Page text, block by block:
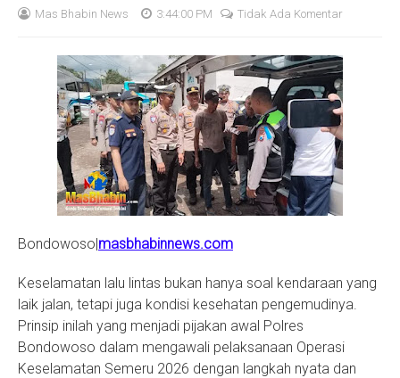
NEW Mas Bhabin News 3:44:00 PM Tidak Ada Komentar
Bondowoso|masbhabinnews.com
Keselamatan lalu lintas bukan hanya soal kendaraan yang
laik jalan, tetapi juga kondisi kesehatan pengemudinya.
Prinsip inilah yang menjadi pijakan awal Polres
Bondowoso dalam mengawali pelaksanaan Operasi
Keselamatan Semeru 2026 dengan langkah nyata dan